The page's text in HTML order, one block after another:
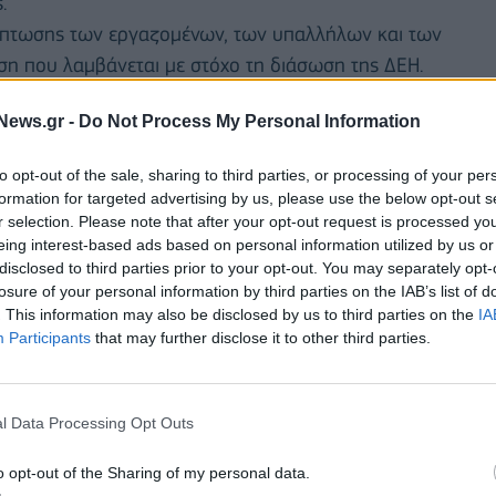
- Do Not Process My Personal Information
opt-out of the sale, sharing to third parties, or processing of your
for targeted advertising by us, please use the below opt-out
selection. Please note that after your opt-out request is processed
interest-based ads based on personal information utilized by us
to third parties prior to your opt-out. You may separately
of your personal information by third parties on the IAB’s list of
This information may also be disclosed by us to third parties on the
Participants that may further disclose it to other third parties.
Data Processing Opt Outs
opt-out of the Sharing of my personal data.
των εργαζομένων, των υπαλλήλων και των
που λαμβάνεται με στόχο τη διάσωση της ΔΕΗ.
καλύτερα από τον καθένα την πολύ
και θέλουν να συμβάλουν στην υπέρβαση
να βάλουν όλοι, και οι καταναλωτές και